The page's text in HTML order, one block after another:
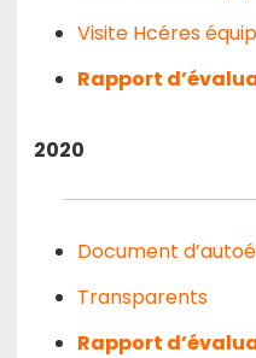
Visite Hcéres
Rapport
2020
Document
Transparents
Rapport